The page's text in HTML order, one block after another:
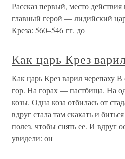
Рассказ первый, место
главный герой — лидийский
Креза: 560–546 гг. до
Как царь Крез
Как царь Крез варил черепаху
гор. На горах — пастбища. На
козы. Одна коза отбилась от
вдруг стала там скакать и
полез, чтобы снять ее. И вдруг
увидели: он